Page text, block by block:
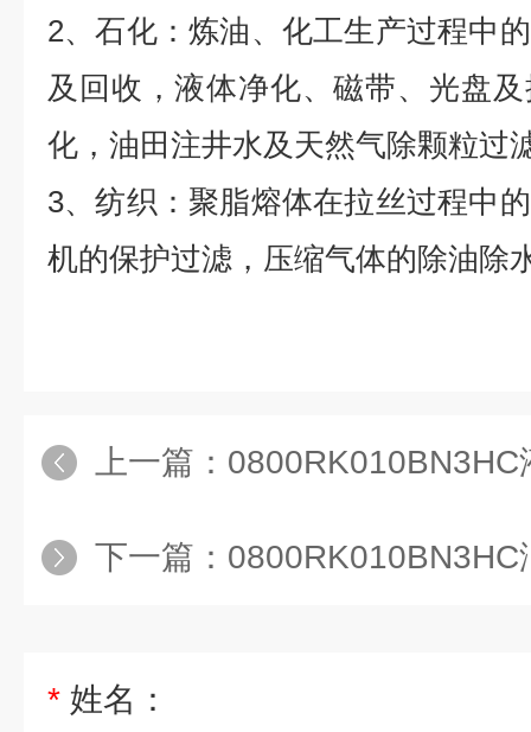
2、石化：炼油、化工生产过程中
及回收，液体净化、磁带、光盘
化，油田注井水及天然气除颗粒过
3、纺织：聚脂熔体在拉丝过程中
机的保护过滤，压缩气体的除油除
上一篇： 0800RK010BN3HC
下一篇： 0800RK010BN3HC
* 姓名：